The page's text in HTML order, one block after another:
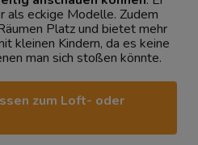
als eckige Modelle. Zudem
Platz und bietet mehr
kleinen Kindern, da es keine
man sich stoßen könnte.
zum Loft- oder